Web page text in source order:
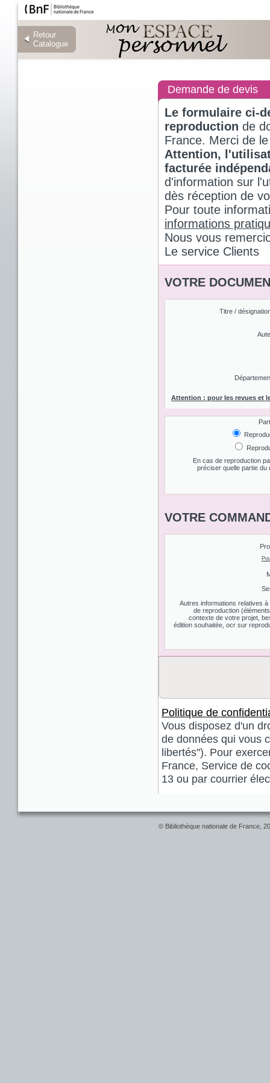
Retour
Catalogue
Retour
Catalogue
Demande de devis
Le formulaire ci-
reproduction de
France. Merci de
Attention,
facturée
d'information sur
dès réception de
Pour toute
informations
Nous vous
Le service Clients
VOTRE
Titre /
Attention : pour les revues et
En cas de reproduction
préciser quelle partie du
VOTRE
Autres informations relatives
de reproduction
contexte de votre projet,
édition souhaitée, ocr sur
Politique de
Vous disposez d'un
de données qui vous
libertés"). Pour
France, Service de
13 ou par courrier
© Bibliothèque nationale de France,